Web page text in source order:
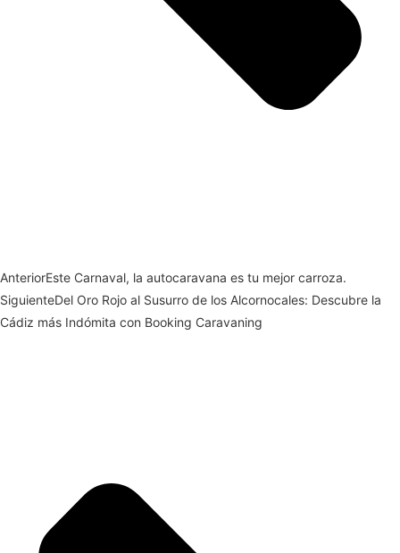
AnteriorEste Carnaval, la autocaravana es tu mejor carroza.
SiguienteDel Oro Rojo al Susurro de los Alcornocales: Descubre la
Cádiz más Indómita con Booking Caravaning